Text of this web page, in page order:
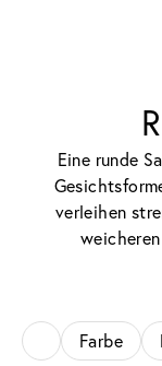
Eine runde
verleihen
Farbe